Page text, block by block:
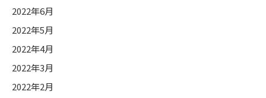
2022年6月
2022年5月
2022年4月
2022年3月
2022年2月